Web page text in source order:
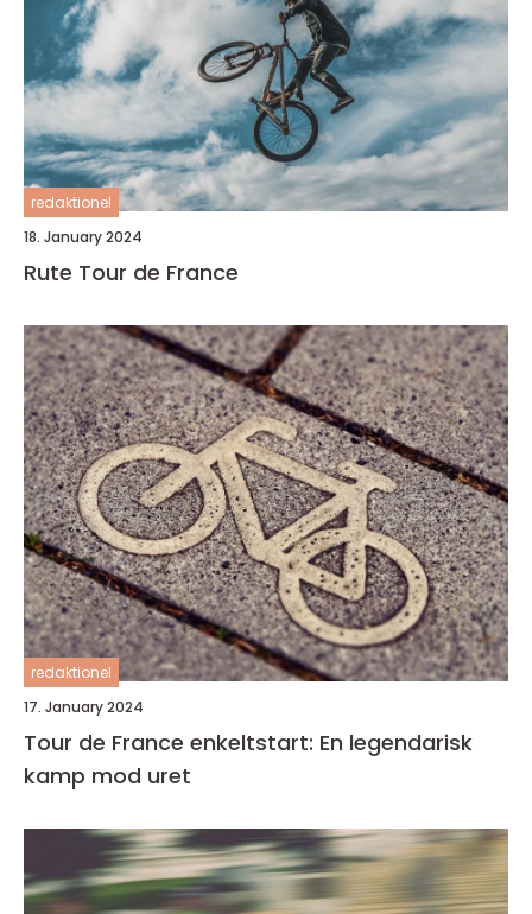
redaktionel
18. January 2024
Rute Tour de France
redaktionel
17. January 2024
Tour de France enkeltstart: En legendarisk
kamp mod uret